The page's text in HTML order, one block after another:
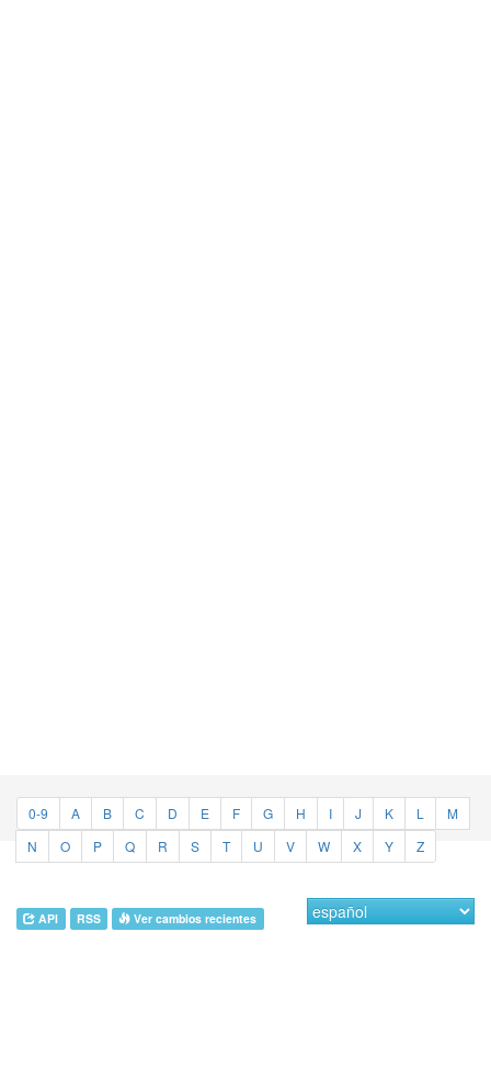
0-9 A B C D E F G H I J K L
M
N
O P Q R S T U V W X Y Z
API RSS Ver cambios recientes